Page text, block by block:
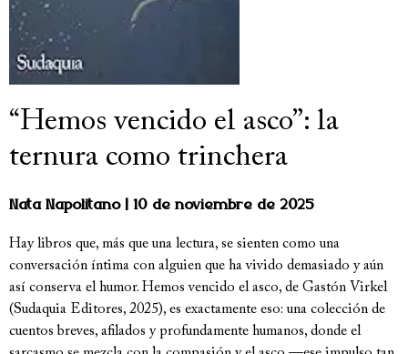
“Hemos vencido el asco”: la
ternura como trinchera
Nata Napolitano 10 de noviembre de 2025
Hay libros que, más que una lectura, se sienten como una
conversación íntima con alguien que ha vivido demasiado y aún
así conserva el humor. Hemos vencido el asco, de Gastón Virkel
(Sudaquia Editores, 2025), es exactamente eso: una colección de
cuentos breves, afilados y profundamente humanos, donde el